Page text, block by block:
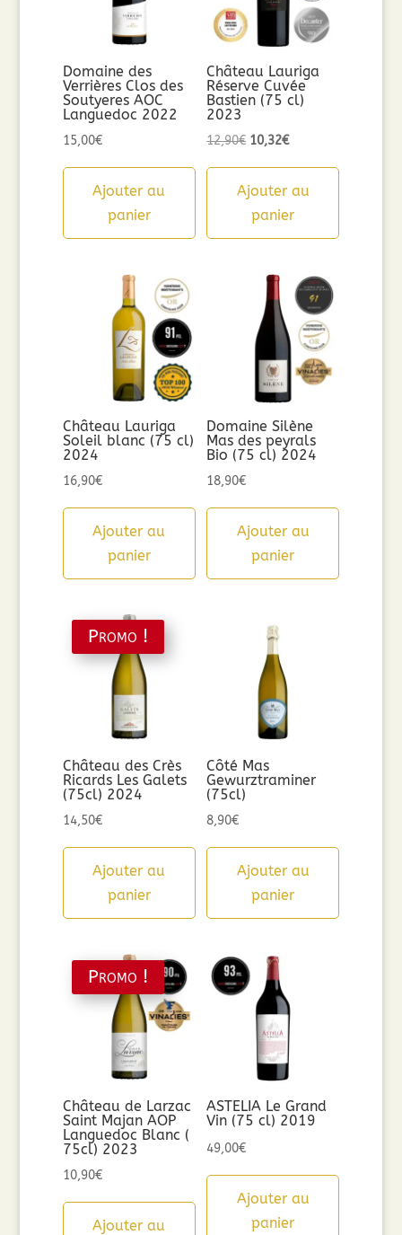
Domaine des
Verrières Clos des
Soutyeres AOC
Languedoc 2022
15,00€
Ajouter au
panier
Château Lauriga
Réserve Cuvée
Bastien (75 cl)
2023
12,90€ Le
initial
était :
10,32€Le
actuel
est :
Ajouter au
panier
Château Lauriga
Soleil blanc (75 cl)
2024
16,90€
Ajouter au
panier
Domaine Silène
Mas des peyrals
Bio (75 cl) 2024
18,90€
Ajouter au
panier
Promo !
Château des Crès
Ricards Les Galets
(75cl) 2024
14,50€
Ajouter au
panier
Côté Mas
Gewurztraminer
(75cl)
8,90€
Ajouter au
panier
Promo !
Château de Larzac
Saint Majan AOP
Languedoc Blanc (
75cl) 2023
10,90€
Ajouter au
ASTELIA Le Grand
Vin (75 cl) 2019
49,00€
Ajouter au
panier